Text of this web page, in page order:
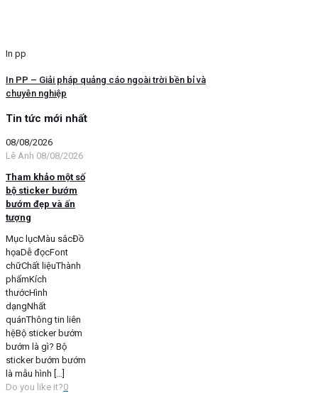
In pp
In PP – Giải pháp quảng cáo ngoài trời bền bỉ và
chuyên nghiệp
Tin tức mới nhất
08/08/2026
Lê Anh 08/08/2026
Tham khảo một số
bộ sticker bướm
bướm đẹp và ấn
tượng
Mục lụcMàu sắcĐồ
họaDễ đọcFont
chữChất liệuThành
phẩmKích
thướcHình
dạngNhất
quánThông tin liên
hệBộ sticker bướm
bướm là gì? Bộ
sticker bướm bướm
là mẫu hình […]
Do you like it?0